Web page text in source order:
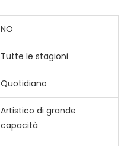
NO
Tutte le stagioni
Quotidiano
Artistico di grande
capacità